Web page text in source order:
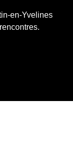
en-Yvelines